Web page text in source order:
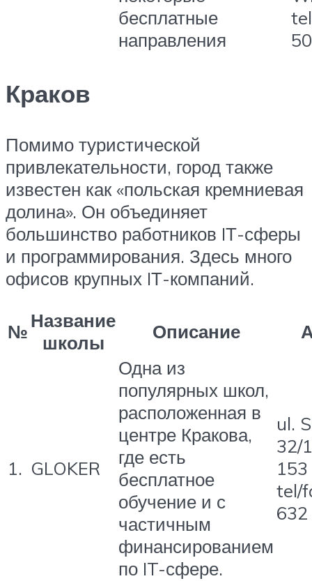
бесплатные
направления
Краков
Помимо туристической
привлекательности, город также
известен как «польская кремниевая
долина». Он объединяет
большинство работников IТ-сферы
и программирования. Здесь много
офисов крупных IТ-компаний.
№Название
школы
Описание
1. GLOKER
Одна из
популярных школ,
расположенная в
центре Кракова,
где есть
бесплатное
обучение и с
частичным
финансированием
по IT-сфере.
ul.
32/
tel/